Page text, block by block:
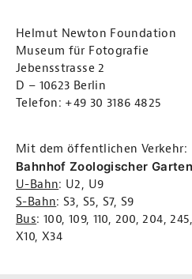
Helmut Newton Foundation
Museum für Fotografie
Jebensstrasse 2
D – 10623 Berlin
Telefon: +49 30 3186 4825
Mit dem öffentlichen Verkehr:
Bahnhof Zoologischer Garten
U-Bahn: U2, U9
S-Bahn: S3, S5, S7, S9
Bus: 100, 109, 110, 200, 204,
X10, X34